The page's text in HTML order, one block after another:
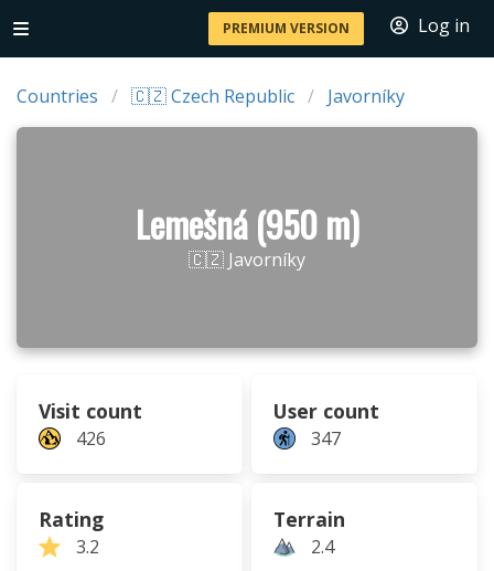
PREMIUM VERSION Log in
Countries 🇨🇿 Czech Republic Javorníky
Lemešná (950 m)
🇨🇿 Javorníky
Visit count
426
User count
347
Rating
3.2
Terrain
2.4